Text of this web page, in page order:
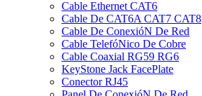
Cable Ethernet CAT6
Cable De CAT6A CAT7 CAT8
Cable De ConexióN De Red
Cable TelefóNico De Cobre
Cable Coaxial RG59 RG6
KeyStone Jack FacePlate
Conector RJ45